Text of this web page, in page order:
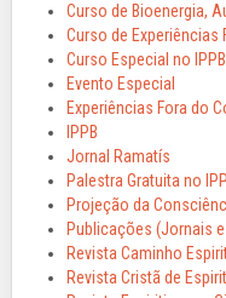
Curso de Bioenergia,
Curso de
Curso Especial no IPPB
Evento Especial
Experiências Fora do
IPPB
Jornal Ramatís
Palestra Gratuita no
Projeção da
Publicações (Jornais
Revista Caminho
Revista Cristã de